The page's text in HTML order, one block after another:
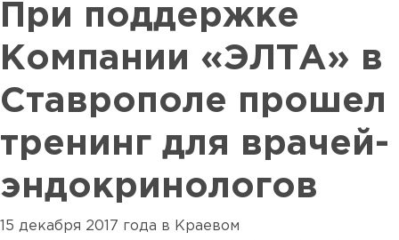
При поддержке
Компании «ЭЛТА» в
Ставрополе прошел
тренинг для врачей-
эндокринологов
15 декабря 2017 года в Краевом